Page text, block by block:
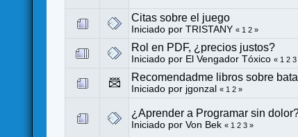
Citas sobre el juego
Iniciado porTRISTANY « 1 2 »
Rol en PDF, ¿precios justos?
Iniciado por El Vengador Tóxico « 1 2 3
Recomendadme libros sobre
Iniciado por jgonzal « 1 2 »
¿Aprender a Programar sin
Iniciado porVon Bek « 1 2 3 »